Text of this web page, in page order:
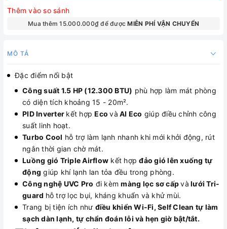
Thêm vào so sánh
Mua thêm 15.000.000₫ để đượcMIỄN PHÍ VẬN CHUYỂN
MÔ TẢ
Đặc điểm nổi bật
Công suất 1.5 HP (12.300 BTU) phù hợp làm mát phòng
có diện tích khoảng 15 - 20m².
PID Inverter kết hợp Eco và AI Eco giúp điều chỉnh công
suất linh hoạt.
Turbo Cool hỗ trợ làm lạnh nhanh khi mới khởi động, rút
ngắn thời gian chờ mát.
Luồng gió Triple Airflow kết hợp đảo gió lên xuống tự
động giúp khí lạnh lan tỏa đều trong phòng.
Công nghệ UVC Pro đi kèm màng lọc sơ cấpvà lưới Tri-
guard hỗ trợ lọc bụi, kháng khuẩn và khử mùi.
Trang bị tiện ích như điều khiển Wi-Fi, Self Clean tự làm
sạch dàn lạnh, tự chẩn đoán lỗi và hẹn giờ bật/tắt.